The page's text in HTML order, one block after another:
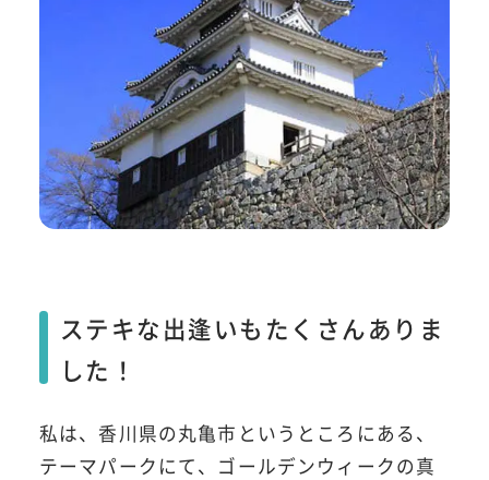
ステキな出逢いもたくさんありま
した！
私は、香川県の丸亀市というところにある、
テーマパークにて、ゴールデンウィークの真